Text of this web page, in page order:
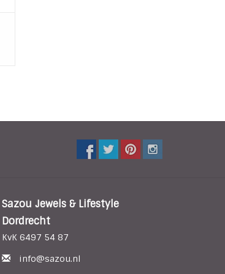
Sazou Jewels & Lifestyle
Dordrecht
KvK 6497 54 87
info@sazou.nl